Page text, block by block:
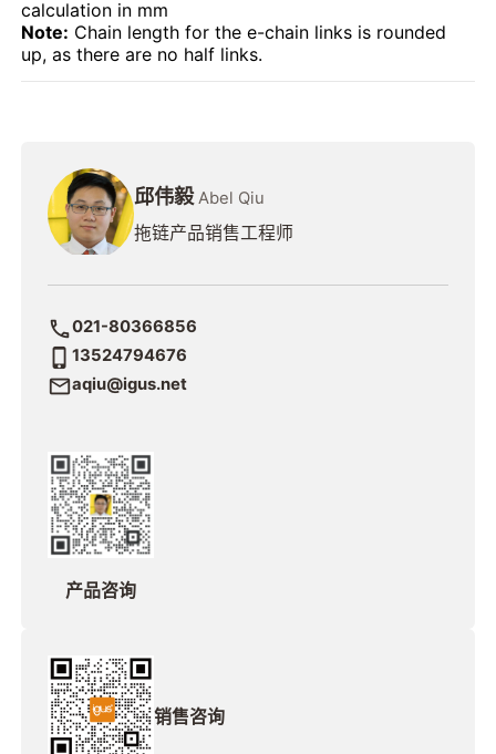
calculation in mm
Note: Chain length for the e-chain links is rounded
up, as there are no half links.
邱伟毅Abel Qiu
拖链产品销售工程师
021-80366856
13524794676
aqiu@igus.net
产品咨询
销售咨询